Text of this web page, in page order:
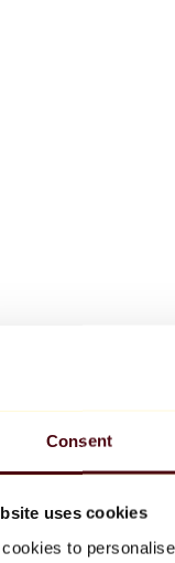
Consent
uses cookies
to